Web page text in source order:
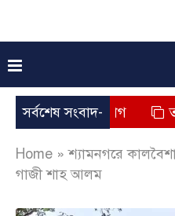
সর্বশেষ সংবাদ-
অভিযোগ তালায়
Home »শ্যামনগরে
গাজী শাহ আলম